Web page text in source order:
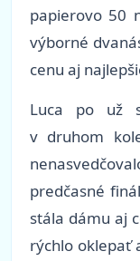
papierovo 50
výborné
cenu aj
Luca po už
v druhom
predčasné
stála dámu aj
rýchlo oklepať